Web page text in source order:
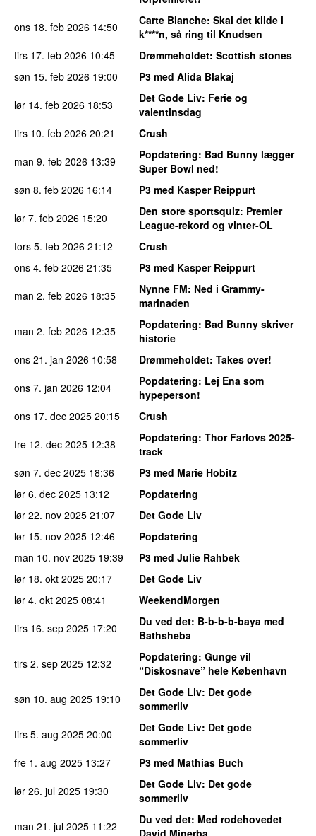
ons 18. feb 2026 14:50 Carte Blanche: Skal det kilde i
k****n, så ring til Knudsen
tirs 17. feb 2026 10:45 Drømmeholdet: Scottish stones
søn 15. feb 2026 19:00
P3 med Alida Blakaj
lør 14. feb 2026 18:53 Det Gode Liv: Ferie og
valentinsdag
tirs 10. feb 2026 20:21
Crush
man 9. feb 2026 13:39 Popdatering: Bad Bunny lægger
Super Bowl ned!
søn 8. feb 2026 16:14
P3 med Kasper Reippurt
lør 7. feb 2026 15:20 Den store sportsquiz: Premier
League-rekord og vinter-OL
tors 5. feb 2026 21:12
Crush
ons 4. feb 2026 21:35
P3 med Kasper Reippurt
man 2. feb 2026 18:35 Nynne FM: Ned i Grammy-
marinaden
man 2. feb 2026 12:35 Popdatering: Bad Bunny skriver
historie
ons 21. jan 2026 10:58 Drømmeholdet: Takes over!
ons 7. jan 2026 12:04 Popdatering: Lej Ena som
hypeperson!
ons 17. dec 2025 20:15
Crush
fre 12. dec 2025 12:38 Popdatering: Thor Farlovs 2025-
track
søn 7. dec 2025 18:36
P3 med Marie Hobitz
lør 6. dec 2025 13:12
Popdatering
lør 22. nov 2025 21:07
Det Gode Liv
lør 15. nov 2025 12:46
Popdatering
man 10. nov 2025 19:39
P3 med Julie Rahbek
lør 18. okt 2025 20:17
Det Gode Liv
lør 4. okt 2025 08:41
WeekendMorgen
tirs 16. sep 2025 17:20 Du ved det: B-b-b-b-baya med
Bathsheba
tirs 2. sep 2025 12:32 Popdatering: Gunge vil
“Diskosnave” hele København
søn 10. aug 2025 19:10 Det Gode Liv: Det gode
sommerliv
tirs 5. aug 2025 20:00 Det Gode Liv: Det gode
sommerliv
fre 1. aug 2025 13:27
P3 med Mathias Buch
lør 26. jul 2025 19:30 Det Gode Liv: Det gode
sommerliv
man 21. jul 2025 11:22 Du ved det: Med rodehovedet
David Minerba